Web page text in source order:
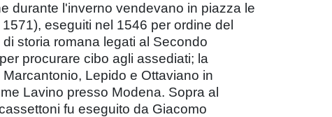
durante l'inverno vendevano in piazza le
eseguiti nel 1546 per ordine del
storia romana legati al Secondo
procurare cibo agli assediati; la
Lepido e Ottaviano in
Lavino presso Modena. Sopra al
fu eseguito da Giacomo